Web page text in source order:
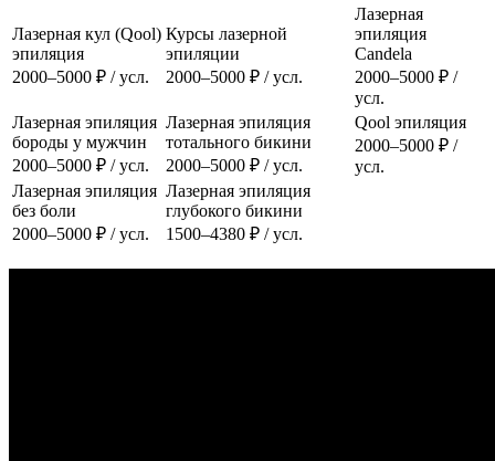
Лазерная кул (Qool)
эпиляция
2000–5000 ₽ / усл.
Курсы лазерной
эпиляции
2000–5000 ₽ / усл.
Лазерная
эпиляция
Candela
2000–5000 ₽ /
усл.
Лазерная эпиляция
бороды у мужчин
2000–5000 ₽ / усл.
Лазерная эпиляция
тотального бикини
2000–5000 ₽ / усл.
Qool эпиляция
2000–5000 ₽ /
усл.
Лазерная эпиляция
без боли
2000–5000 ₽ / усл.
Лазерная эпиляция
глубокого бикини
1500–4380 ₽ / усл.